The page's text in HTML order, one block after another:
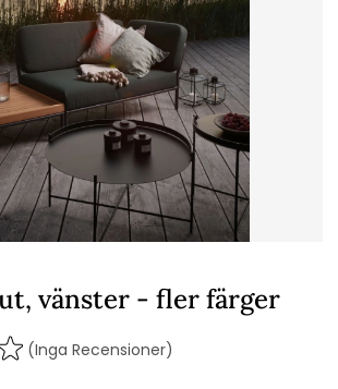
vänster - fler färger
(Inga Recensioner)